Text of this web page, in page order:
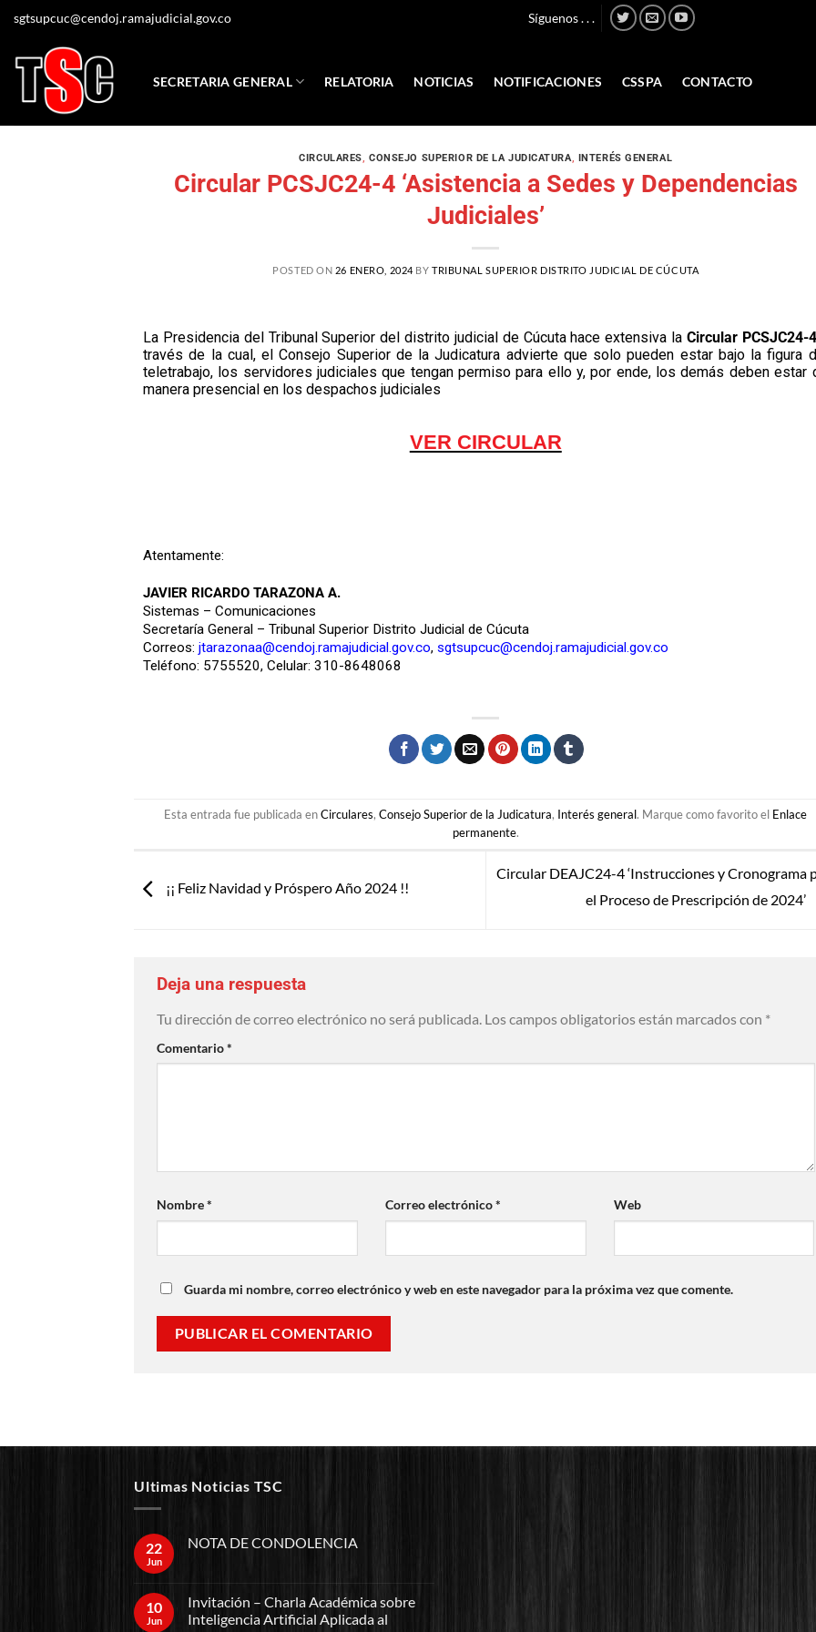
sgtsupcuc@cendoj.ramajudicial.gov.co Síguenos . . .
SECRETARIA GENERAL RELATORIA NOTICIAS NOTIFICACIONES CSSPA CONTACTO
CIRCULARES,CONSEJO SUPERIOR DE LA JUDICATURA, INTERÉS GENERAL
Circular PCSJC24-4 ‘Asistencia a Sedes y Dependencias
Judiciales’
POSTED ON 26 ENERO, 2024 BY TRIBUNAL SUPERIOR DISTRITO JUDICIAL DE CÚCUTA
La Presidencia del Tribunal Superior del distrito judicial de Cúcuta hace extensiva la Circular PCSJC24-
través de la cual, el Consejo Superior de la Judicatura advierte que solo pueden estar bajo la figura
teletrabajo, los servidores judiciales que tengan permiso para ello y, por ende, los demás deben estar
manera presencial en los despachos judiciales
VER CIRCULAR
Atentamente:
JAVIER RICARDO TARAZONA A.
Sistemas – Comunicaciones
Secretaría General – Tribunal Superior Distrito Judicial de Cúcuta
Correos: jtarazonaa@cendoj.ramajudicial.gov.co, sgtsupcuc@cendoj.ramajudicial.gov.co
Teléfono: 5755520, Celular: 310-8648068
Esta entrada fue publicada enCirculares,Consejo Superior de la Judicatura, Interés general. Marque como favorito el Enlace
permanente.
¡¡ Feliz Navidad y Próspero Año 2024 !!
Circular DEAJC24-4 ‘Instrucciones y Cronograma
el Proceso de Prescripción de 2024’
Deja una respuesta
Tu dirección de correo electrónico no será publicada. Los campos obligatorios están marcados con *
Comentario*
Nombre* Correo electrónico* Web
Guarda mi nombre, correo electrónico y web en este navegador para la próxima vez que comente.
Ultimas Noticias TSC
22
Jun
NOTA DE CONDOLENCIA
10
Jun
Invitación – Charla Académica sobre
Inteligencia Artificial Aplicada al